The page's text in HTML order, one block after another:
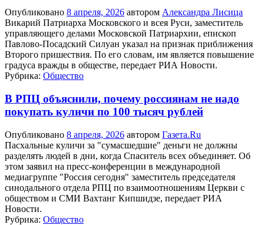
Опубликовано 8 апреля, 2026 автором Александра Лисица
Викарий Патриарха Московского и всея Руси, заместитель
управляющего делами Московской Патриархии, епископ
Павлово-Посадский Силуан указал на признак приближения
Второго пришествия. По его словам, им является повышение
градуса вражды в обществе, передает РИА Новости.
Рубрика: Общество
В РПЦ объяснили, почему россиянам не надо
покупать куличи по 100 тысяч рублей
Опубликовано 8 апреля, 2026 автором Газета.Ru
Пасхальные куличи за "сумасшедшие" деньги не должны
разделять людей в дни, когда Спаситель всех объединяет. Об
этом заявил на пресс-конференции в международной
медиагруппе "Россия сегодня" заместитель председателя
синодального отдела РПЦ по взаимоотношениям Церкви с
обществом и СМИ Вахтанг Кипшидзе, передает РИА
Новости.
Рубрика: Общество